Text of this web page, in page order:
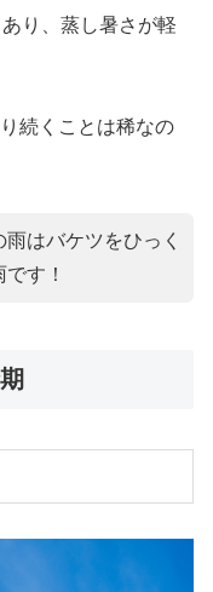
り、蒸し暑さが軽
続くことは稀なの
はバケツをひっく
す！